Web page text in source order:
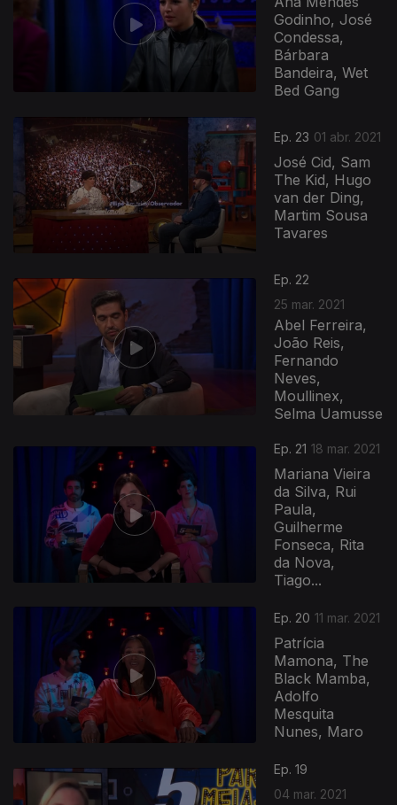
Godinho, José
Condessa,
Bárbara
Bandeira, Wet
Bed Gang
Ep. 23 01 abr. 2021
José Cid, Sam
The Kid, Hugo
van der Ding,
Martim Sousa
Tavares
Ep. 22
25 mar. 2021
Abel Ferreira,
João Reis,
Fernando
Neves,
Moullinex,
Selma Uamusse
Ep. 21 18 mar. 2021
Mariana Vieira
da Silva, Rui
Paula,
Guilherme
Fonseca, Rita
da Nova,
Tiago...
531915
Ep. 20 11 mar. 2021
Patrícia
Mamona, The
Black Mamba,
Adolfo
Mesquita
Nunes, Maro
Ep. 19
04 mar. 2021